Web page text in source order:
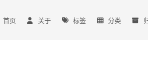
首页 关于 标签 分类